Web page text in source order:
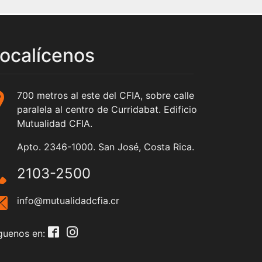
700 metros al este del CFIA, sobre calle
paralela al centro de Curridabat. Edificio
Mutualidad CFIA.
Apto. 2346-1000. San José, Costa Rica.
2103-2500
info@mutualidadcfia.cr
en: